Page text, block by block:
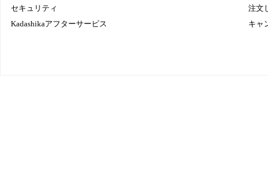
セキュリティ
Kadashikaアフターサービス
注文
キャ